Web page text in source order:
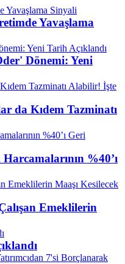
Yavaşlama
Dönemi: Yeni
da Kıdem Tazminatı
%40’ı
Emeklilerin